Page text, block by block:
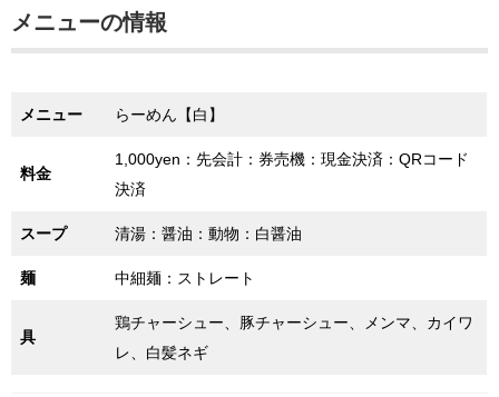
メニューの情報
メニュー らーめん【白】
料金
1,000yen：先会計：券売機：現金決済：QRコード
決済
スープ 清湯：醤油：動物：白醤油
麺 中細麺：ストレート
具
鶏チャーシュー、豚チャーシュー、メンマ、カイワ
レ、白髪ネギ